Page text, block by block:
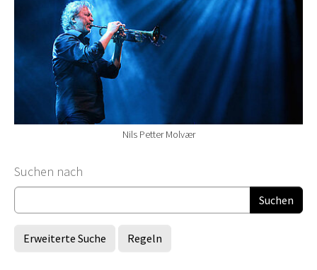
Nils Petter Molvær
Suchformular
Suchen nach
Erweiterte Suche Regeln